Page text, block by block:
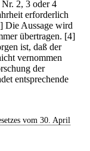
Nr. 2, 3 oder 4
erforderlich
Die Aussage wird
übertragen. [4]
ist, daß der
vernommen
der
entsprechende
vom 30. April